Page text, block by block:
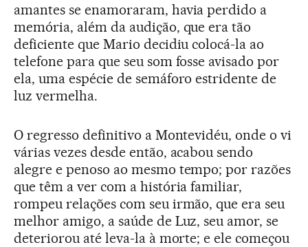
amantes se enamoraram, havia perdido a
memória, além da audição, que era tão
deficiente que Mario decidiu colocá-la ao
telefone para que seu som fosse avisado por
ela, uma espécie de semáforo estridente de
luz vermelha.
O regresso definitivo a Montevidéu, onde o vi
várias vezes desde então, acabou sendo
alegre e penoso ao mesmo tempo; por razões
que têm a ver com a história familiar,
rompeu relações com seu irmão, que era seu
melhor amigo, a saúde de Luz, seu amor, se
deteriorou até leva-la à morte; e ele começou